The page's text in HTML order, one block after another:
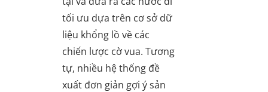
tối ưu dựa trên cơ sở dữ
liệu khổng lồ về các
chiến lược cờ vua. Tương
tự, nhiều hệ thống đề
xuất đơn giản gợi ý sản